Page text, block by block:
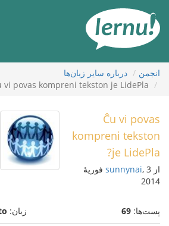
محتوا
انجمن
درباره ساير زبان‌ها
vi povas kompreni tekston je LidePla?
Ĉu vi povas
kompreni tekston
je LidePla?
از sunnynai , 3 فوریهٔ
2014
پست‌ها: 69 زبان: